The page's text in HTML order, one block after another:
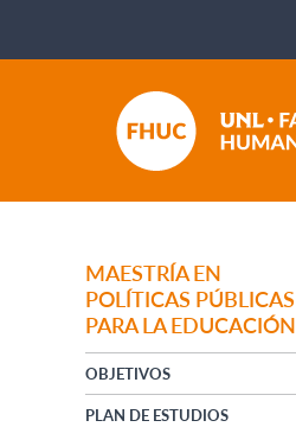
MAESTRÍA EN
POLÍTICAS PÚBLICAS
PARA LA EDUCACIÓN
OBJETIVOS
PLAN DE ESTUDIOS